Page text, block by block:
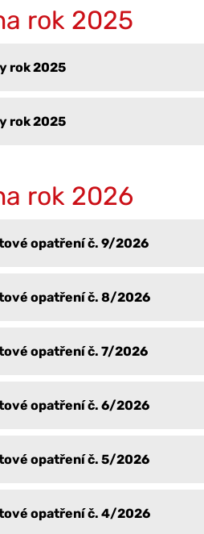
rok 2025
rok 2025
rok 2025
rok 2026
opatření č. 9/2026
opatření č. 8/2026
opatření č. 7/2026
opatření č. 6/2026
opatření č. 5/2026
opatření č. 4/2026